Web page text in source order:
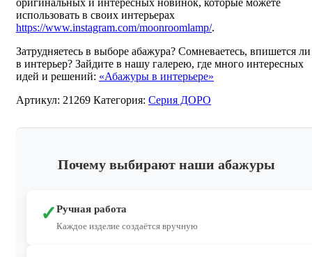
использовать в своих интерьерах
https://www.instagram.com/moonroomlamp/.
Затрудняетесь в выборе абажура? Сомневаетесь, впишется ли
в интерьер? Зайдите в нашу галерею, где много интересных
идей и решений: «Абажуры в интерьере»
Артикул: 21269 Категория: Серия ДОРО
Почему выбирают наши абажуры
✓Ручная работа
Каждое изделие создаётся вручную